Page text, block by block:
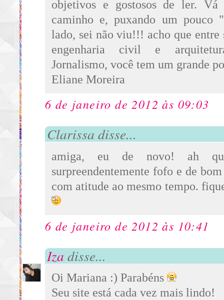
objetivos e gostosos de ler.
caminho e, puxando um pouco
lado, sei não viu!!! acho que entre
engenharia civil e
Jornalismo, você tem um grande
Eliane Moreira
6 de janeiro de 2012 às 09:03
Clarissa disse...
amiga, eu de novo! ah
surpreendentemente fofo e de
com atitude ao mesmo tempo.
6 de janeiro de 2012 às 10:41
Iza disse...
Oi Mariana :) Parabéns
Seu site está cada vez mais lindo!